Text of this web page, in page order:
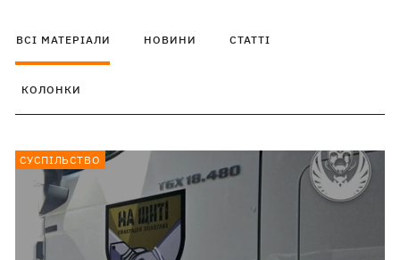
ВСІ МАТЕРІАЛИ НОВИНИ СТАТТІ
КОЛОНКИ
СУСПІЛЬСТВО